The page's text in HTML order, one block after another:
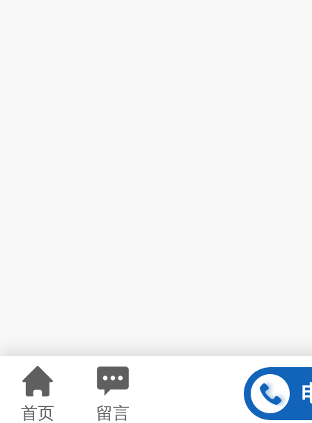
首页 留言